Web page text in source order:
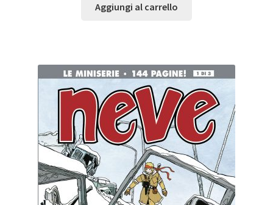
Aggiungi al carrello